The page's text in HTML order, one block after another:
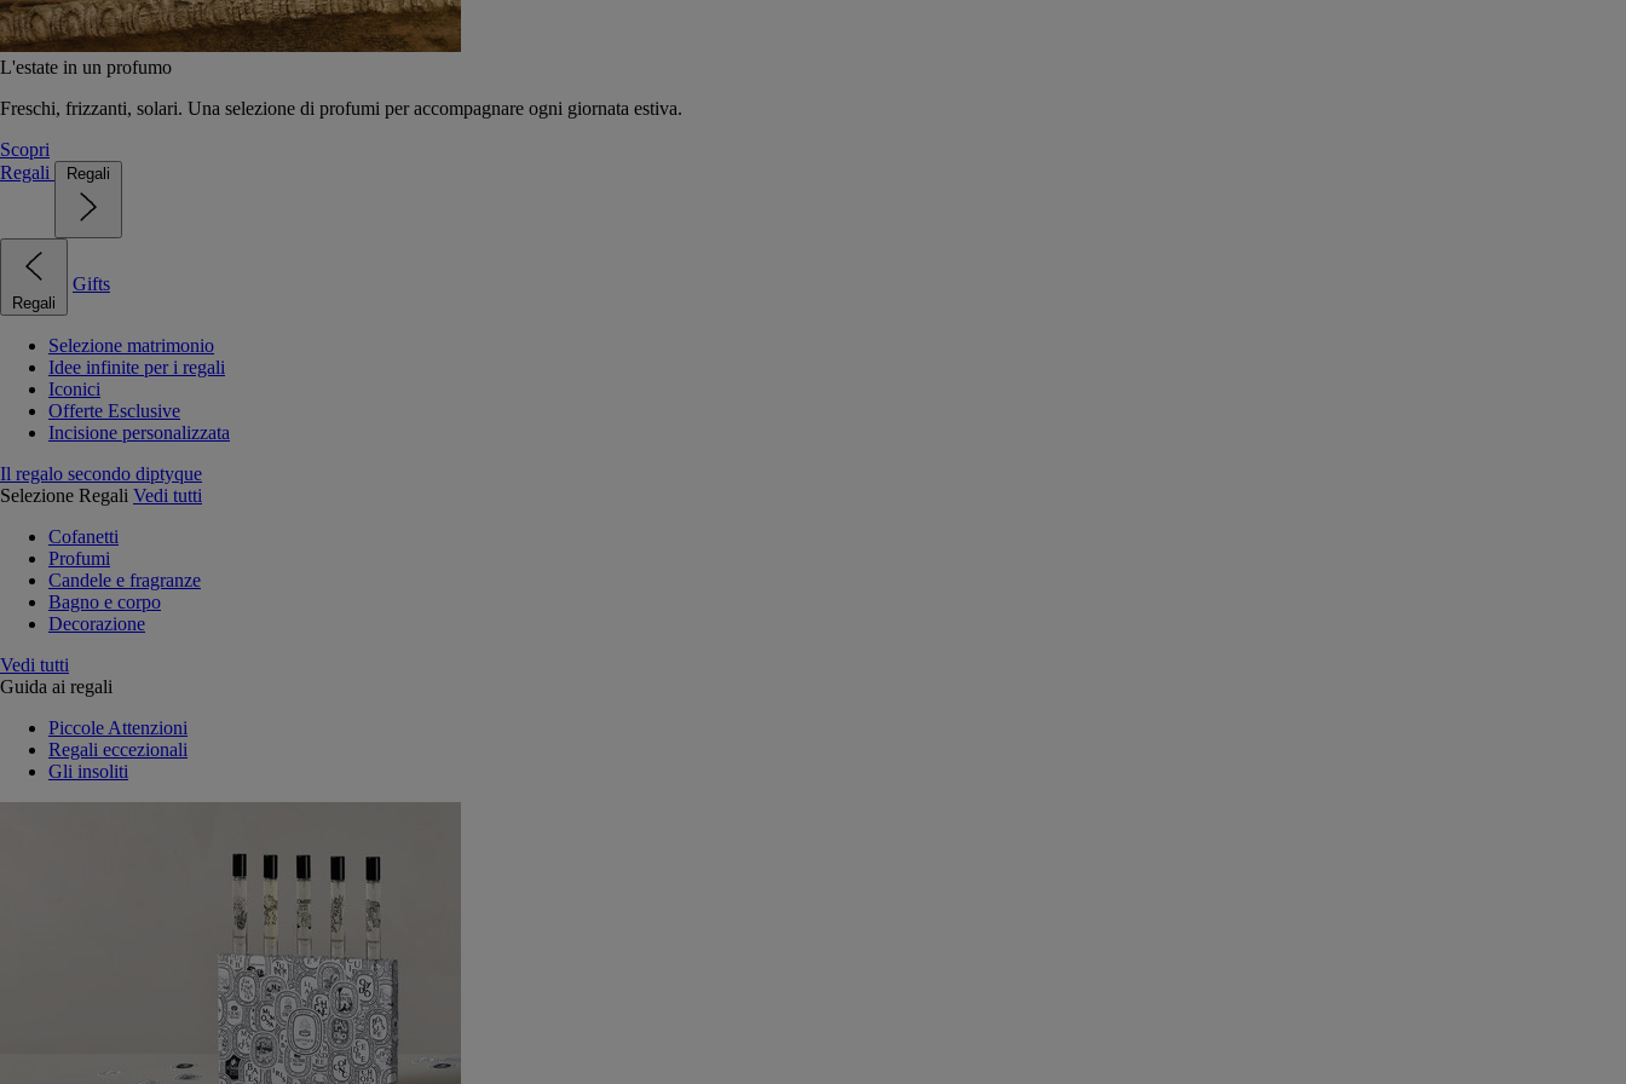
L'estate in un profumo
Freschi, frizzanti, solari. Una selezione di profumi per accompagnare ogni giornata estiva.
Scopri
Regali
Regali
Regali
Gifts
Selezione matrimonio
Idee infinite per i regali
Iconici
Offerte Esclusive
Incisione personalizzata
Il regalo secondo diptyque
Selezione Regali Vedi tutti
Cofanetti
Profumi
Candele e fragranze
Bagno e corpo
Decorazione
Vedi tutti
Guida ai regali
Piccole Attenzioni
Regali eccezionali
Gli insoliti